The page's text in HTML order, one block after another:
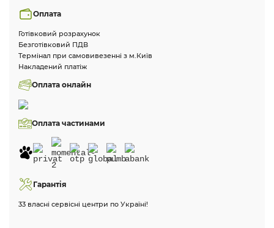
Оплата
Готівковий розрахунок
Безготівковий ПДВ
Термінал при самовивезенні з м.Київ
Накладений платіж
Оплата онлайн
Оплата частинами
Гарантія
33 власні сервісні центри по Україні!